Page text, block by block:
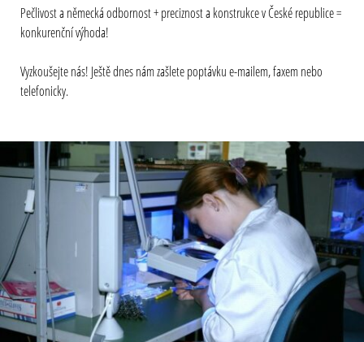
Pečlivost a německá odbornost + preciznost a konstrukce v České republice =
konkurenční výhoda!
Vyzkoušejte nás! Ještě dnes nám zašlete poptávku e-mailem, faxem nebo
telefonicky.